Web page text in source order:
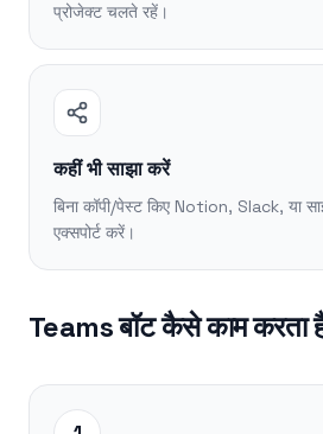
प्रोजेक्ट चलते रहें।
कहीं भी साझा करें
बिना कॉपी/पेस्ट किए Notion, Slack, या
एक्सपोर्ट करें।
Teams बॉट कैसे काम करता